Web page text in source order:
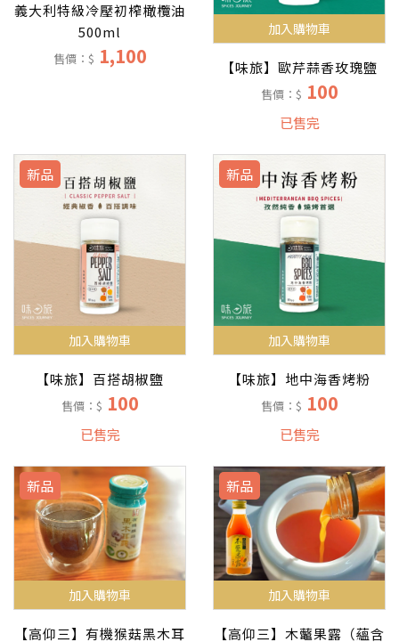
義大利特級冷壓初榨橄欖油
500ml
售價：$ 1,100
加入購物車
【味旅】歐芹蒜香玫瑰鹽
售價：$ 100
已售完
新品
加入購物車
【味旅】百搭胡椒鹽
售價：$ 100
已售完
新品
加入購物車
【味旅】地中海香烤粉
售價：$ 100
已售完
新品
加入購物車
【高仰三】有機猴菇黑木耳
新品
加入購物車
【高仰三】木虌果露（蘊含